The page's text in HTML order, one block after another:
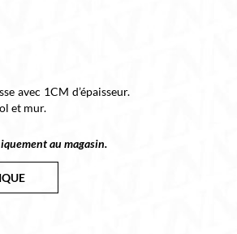
Dh.
avec 1CM d’épaisseur.
et mur.
au magasin.